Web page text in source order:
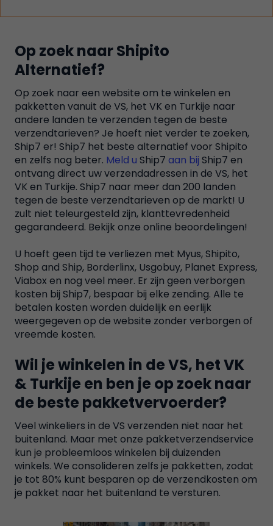
Op zoek naar Shipito
Alternatief?
Op zoek naar een website om te winkelen en
pakketten vanuit de VS, het VK en Turkije naar
andere landen te verzenden tegen de beste
verzendtarieven? Je hoeft niet verder te zoeken,
Ship7 er! Ship7 het beste alternatief voor Shipito
en zelfs nog beter. Meld u Ship7 aan bij Ship7 en
ontvang direct uw verzendadressen in de VS, het
VK en Turkije. Ship7 naar meer dan 200 landen
tegen de beste verzendtarieven op de markt! U
zult niet teleurgesteld zijn, klanttevredenheid
gegarandeerd. Bekijk onze online beoordelingen!
U hoeft geen tijd te verliezen met Myus, Shipito,
Shop and Ship, Borderlinx, Usgobuy, Planet Express,
Viabox en nog veel meer. Er zijn geen verborgen
kosten bij Ship7, bespaar bij elke zending. Alle te
betalen kosten worden duidelijk en eerlijk
weergegeven op de website zonder verborgen of
vreemde kosten.
Wil je winkelen in de VS, het VK
& Turkije en ben je op zoek naar
de beste pakketvervoerder?
Veel winkeliers in de VS verzenden niet naar het
buitenland. Maar met onze pakketverzendservice
kun je probleemloos winkelen bij duizenden
winkels. We consolideren zelfs je pakketten, zodat
je tot 80% kunt besparen op de verzendkosten om
je pakket naar het buitenland te versturen.